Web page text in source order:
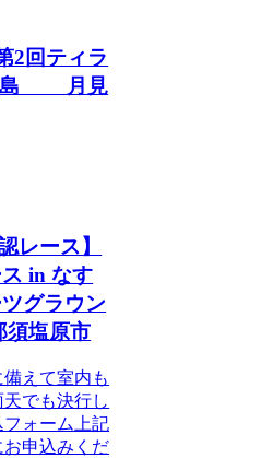
2回ティラ
徳島 月見
レース】
in なす
グラウン
塩原市
えて室内も
でも決行し
フォーム上記
申込みくだ